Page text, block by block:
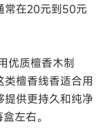
常在20元到50元
优质檀香木制
檀香线香适合用
提供更持久和纯净
左右。